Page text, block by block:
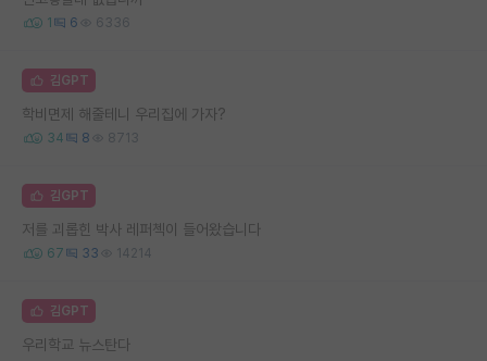
1 6 6336
김GPT
학비면제 해줄테니 우리집에 가자?
34 8 8713
김GPT
저를 괴롭힌 박사 레퍼첵이 들어왔습니다
67 33 14214
김GPT
우리학교 뉴스탄다